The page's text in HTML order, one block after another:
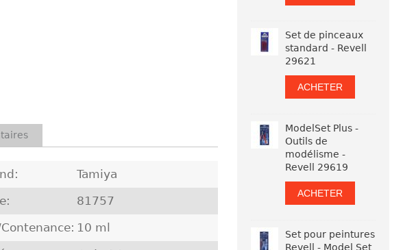
Tamiya
81757
10 ml
Set de pinceaux
standard - Revell
29621
ACHETER
ModelSet Plus -
Outils de
modélisme -
Revell 29619
ACHETER
Set pour peintures
Revell - Model Set